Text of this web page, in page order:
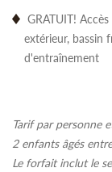
GRATUIT!
extérieur, bassin
d'entraînement
Tarif par personne
2 enfants âgés
Le forfait inclut le